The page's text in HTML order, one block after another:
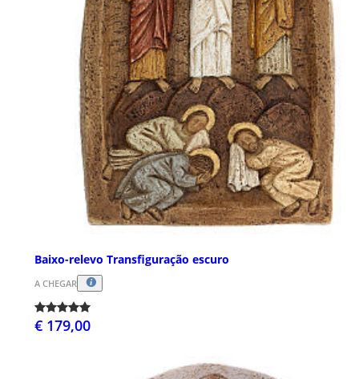
Baixo-relevo Transfiguração escuro
A CHEGAR
€ 179,00